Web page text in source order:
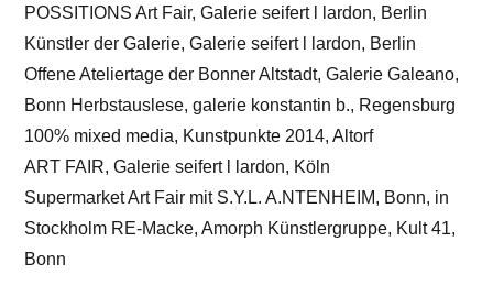
POSSITIONS Art Fair, Galerie seifert l lardon, Berlin
Künstler der Galerie, Galerie seifert l lardon, Berlin
Offene Ateliertage der Bonner Altstadt, Galerie Galeano,
Bonn Herbstauslese, galerie konstantin b., Regensburg
100% mixed media, Kunstpunkte 2014, Altorf
ART FAIR, Galerie seifert l lardon, Köln
Supermarket Art Fair mit S.Y.L. A.NTENHEIM, Bonn, in
Stockholm RE-Macke, Amorph Künstlergruppe, Kult 41,
Bonn